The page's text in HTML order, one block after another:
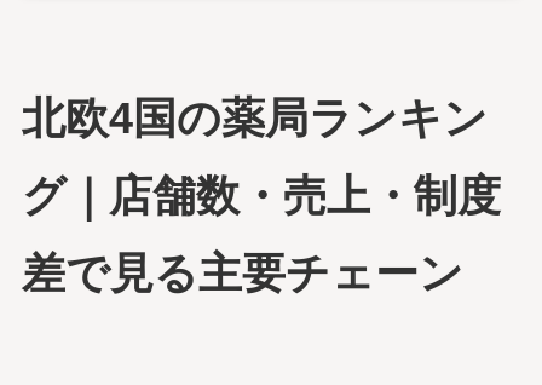
北欧4国の薬局ランキン
グ｜店舗数・売上・制度
差で見る主要チェーン